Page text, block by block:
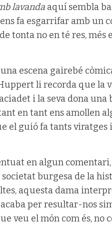
lavanda aquí sembla
fa esgarrifar amb
tonta no en té res, més
escena gairebé
li recorda que la
i la seva dona una
en tant ens amollen
el guió fa tants viratges
en algun
societat burgesa de la
aquesta dama
acaba per resultar-nos
veu el món com és, no